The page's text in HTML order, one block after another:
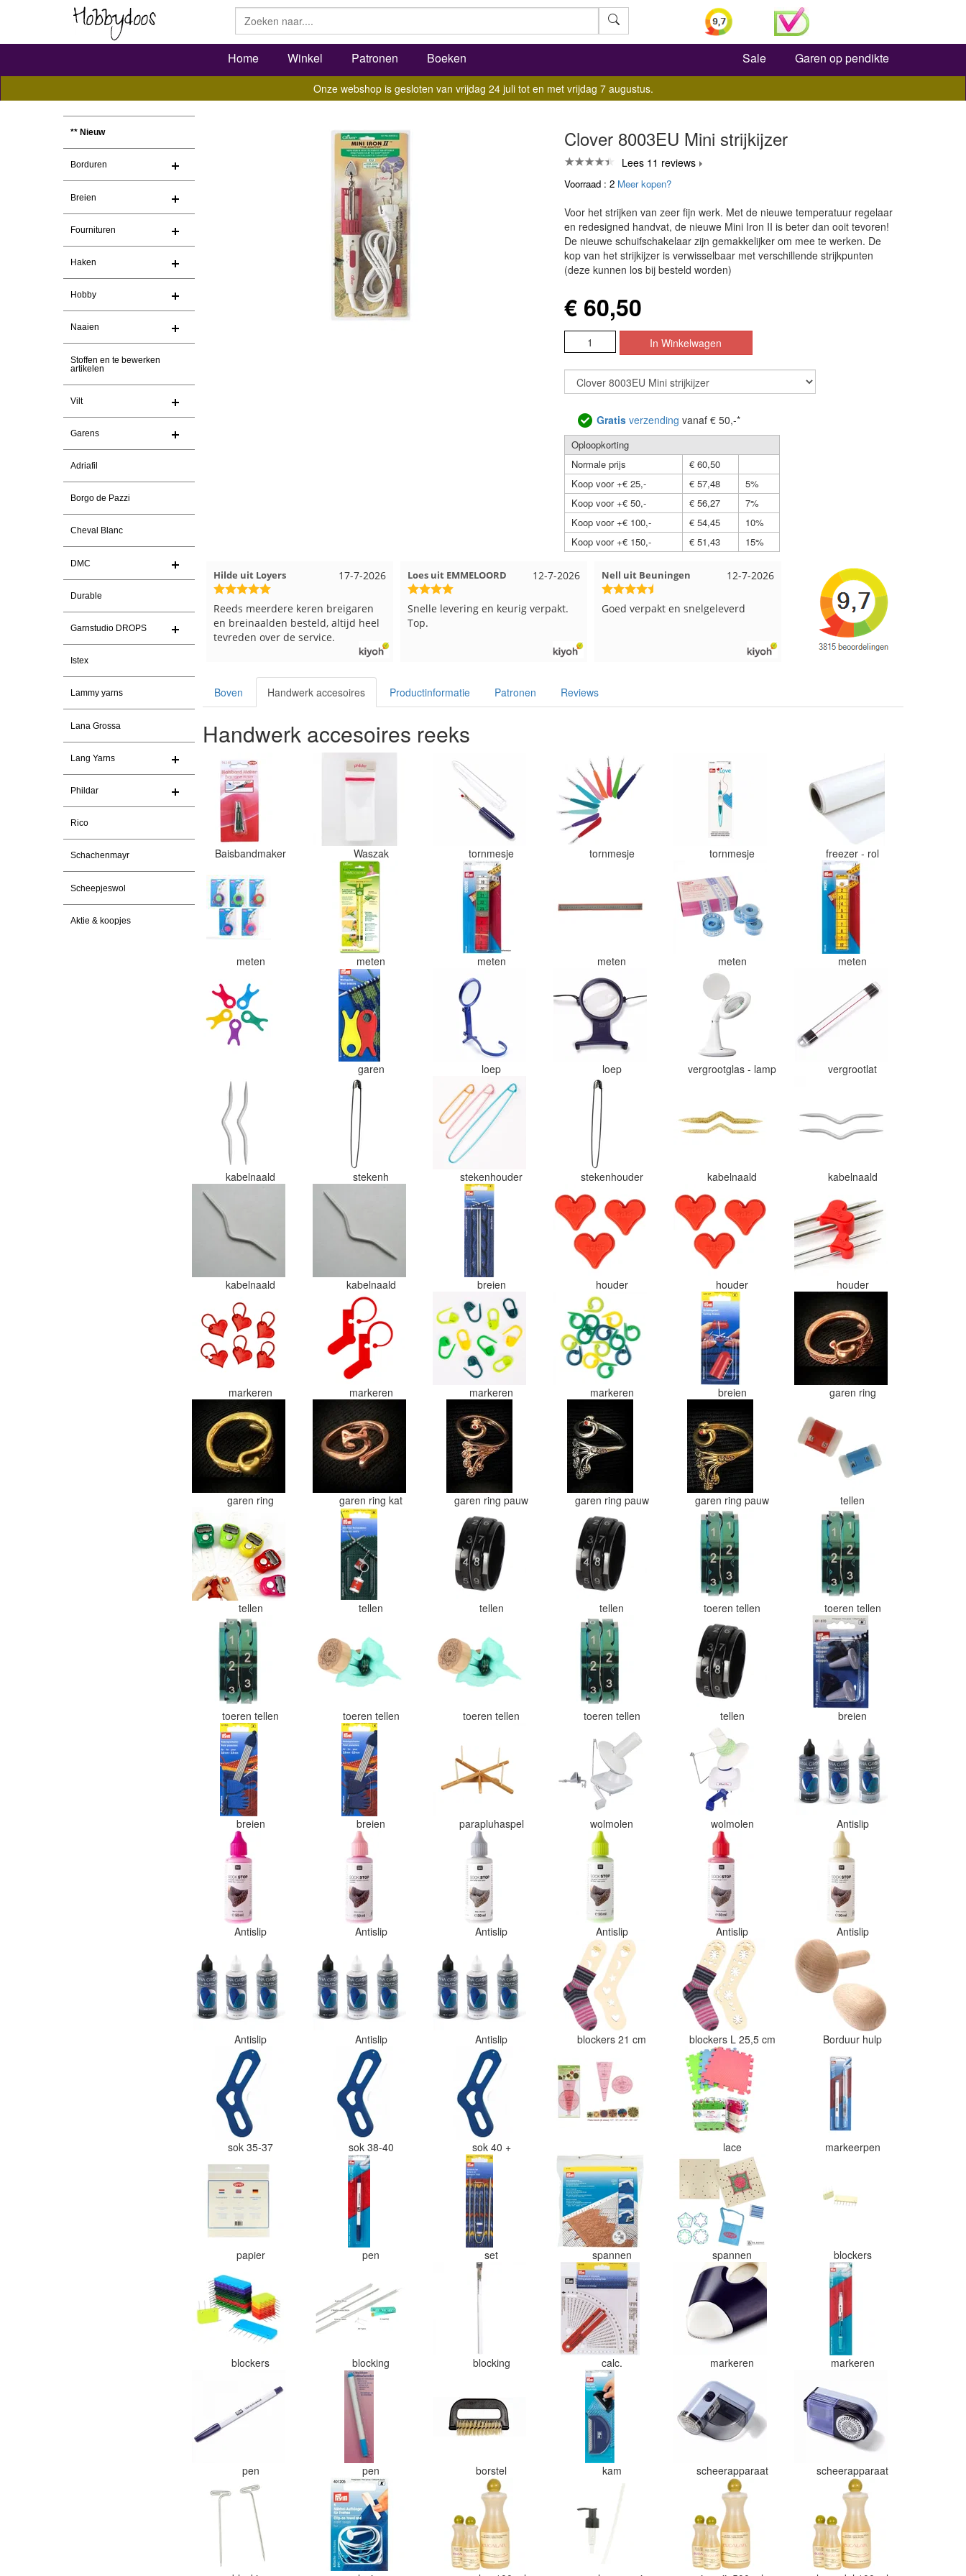
Zoeken
Home Winkel Patronen Boeken Sale Garen op pendikte
Onze webshop is gesloten van vrijdag 24 juli tot en met vrijdag 7 augustus.
** Nieuw
Borduren
Breien
Fournituren
Haken
Hobby
Naaien
Stoffen en te bewerken
artikelen
Vilt
Garens
Adriafil
Borgo de Pazzi
Cheval Blanc
DMC
Durable
Garnstudio DROPS
Istex
Lammy yarns
Lana Grossa
Lang Yarns
Phildar
Rico
Schachenmayr
Scheepjeswol
Aktie & koopjes
Clover 8003EU Mini strijkijzer
Lees 11 reviews
Voorraad : 2 Meer kopen?
Voor het strijken van zeer fijn werk. Met de nieuwe temperatuur regelaar
en redesigned handvat, de nieuwe Mini Iron II is beter dan ooit tevoren!
De nieuwe schuifschakelaar zijn gemakkelijker om mee te werken. De
kop van het strijkijzer is verwisselbaar met verschillende strijkpunten
(deze kunnen los bij besteld worden)
€ 60,50
Gratisverzending vanaf € 50,-*
Oploopkorting
Normale prijs
€ 60,50
Koop voor +€ 25,-
€ 57,48
5%
Koop voor +€ 50,-
€ 56,27
7%
Koop voor +€ 100,-
€ 54,45
10%
Koop voor +€ 150,-
€ 51,43 15%
er weer leuke pakket van
17-7-2026
Hilde uit Loyers
Reeds meerdere keren breigaren
en breinaalden besteld, altijd heel
tevreden over de service.
12-7-2026
Loes uit EMMELOORD
Snelle levering en keurig verpakt.
Top.
12-7-2026
Nell uit Beuningen
Goed verpakt en snelgeleverd
11-7-2026
Wendy uit Amsterdam
Ruime keus aan viltwol, mooie
kleuren en goede kwaliteit. Snel
verzonden. Enigste wat ik een
beetje jammer vind is dat alles los
een doos gestopt. Geen kleur codes
Had ook 3x 50 gram zwart besteld
maar door de andere bollen zitten
er nu verschillende kleuren vezels
in het zwart. Dat vind ik erg
kleurcode bij de juiste bol heb
gedaan. Misschien een tip om de
kleuren apart in te pakken met een
sticker welke kleur het is?
Desondanks zou ik deze shop zeker
wel aanbevelen wat betreft de
viltwol. Goede prijs/kwaliteit
Boven Handwerk accesoires Productinformatie Patronen Reviews
Handwerk accesoires reeks
Baisbandmaker Waszak tornmesje tornmesje tornmesje freezer - rol
meten meten meten meten meten meten
garen loep loep vergrootglas - lamp vergrootlat
kabelnaald stekenh stekenhouder stekenhouder kabelnaald kabelnaald
kabelnaald kabelnaald breien houder houder houder
markeren markeren markeren markeren breien garen ring
garen ring garen ring kat garen ring pauw garen ring pauw garen ring pauw tellen
tellen tellen tellen tellen toeren tellen toeren tellen
toeren tellen toeren tellen toeren tellen toeren tellen tellen breien
breien breien parapluhaspel wolmolen wolmolen Antislip
Antislip Antislip Antislip Antislip Antislip Antislip
Antislip Antislip Antislip blockers 21 cm blockers L 25,5 cm Borduur hulp
sok 35-37 sok 38-40 sok 40 + lace markeerpen
papier pen set spannen spannen blockers
blockers blocking blocking calc. markeren markeren
pen pen borstel kam scheerapparaat scheerapparaat